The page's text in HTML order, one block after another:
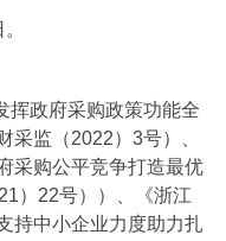
挥政府采购政策功能全
采监（2022）3号）、
采购公平竞争打造最优
）22号））、《浙江
持中小企业力度助力扎